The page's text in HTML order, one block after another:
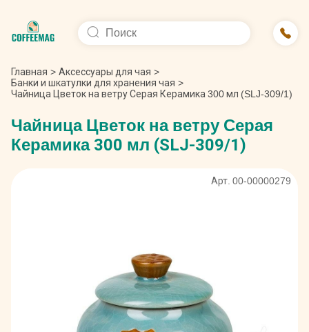
Главная > Аксессуары для чая >
Банки и шкатулки для хранения чая >
Чайница Цветок на ветру Серая Керамика 300 мл (SLJ-309/1)
Чайница Цветок на ветру Серая
Керамика 300 мл (SLJ-309/1)
Арт. 00-00000279